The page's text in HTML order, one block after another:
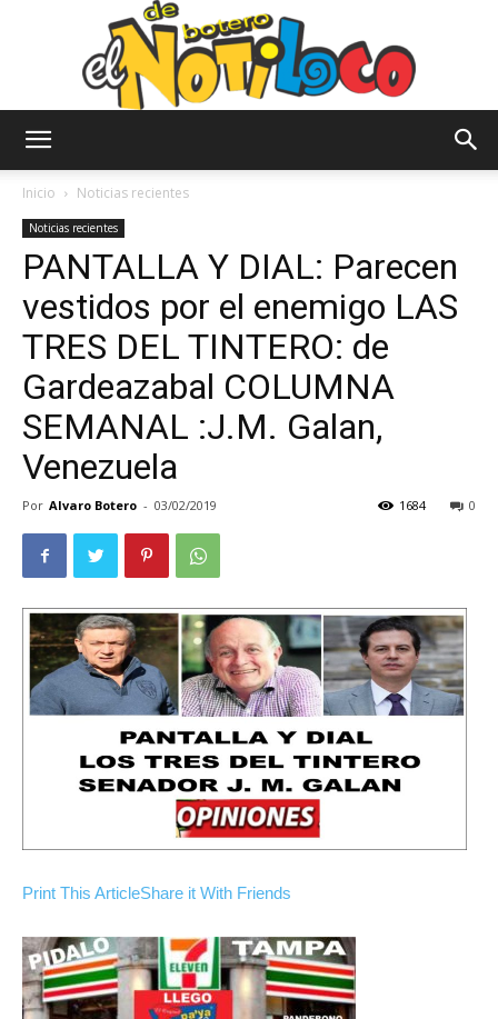
Notiloco
de
Inicio Noticias recientes
Noticias recientes
PANTALLA Y DIAL: Parecen
vestidos por el enemigo LAS
TRES DEL TINTERO: de
Gardeazabal COLUMNA
SEMANAL :J.M. Galan,
Venezuela
Por Alvaro Botero - 03/02/2019 0
1684
Print This ArticleShare it With Friends